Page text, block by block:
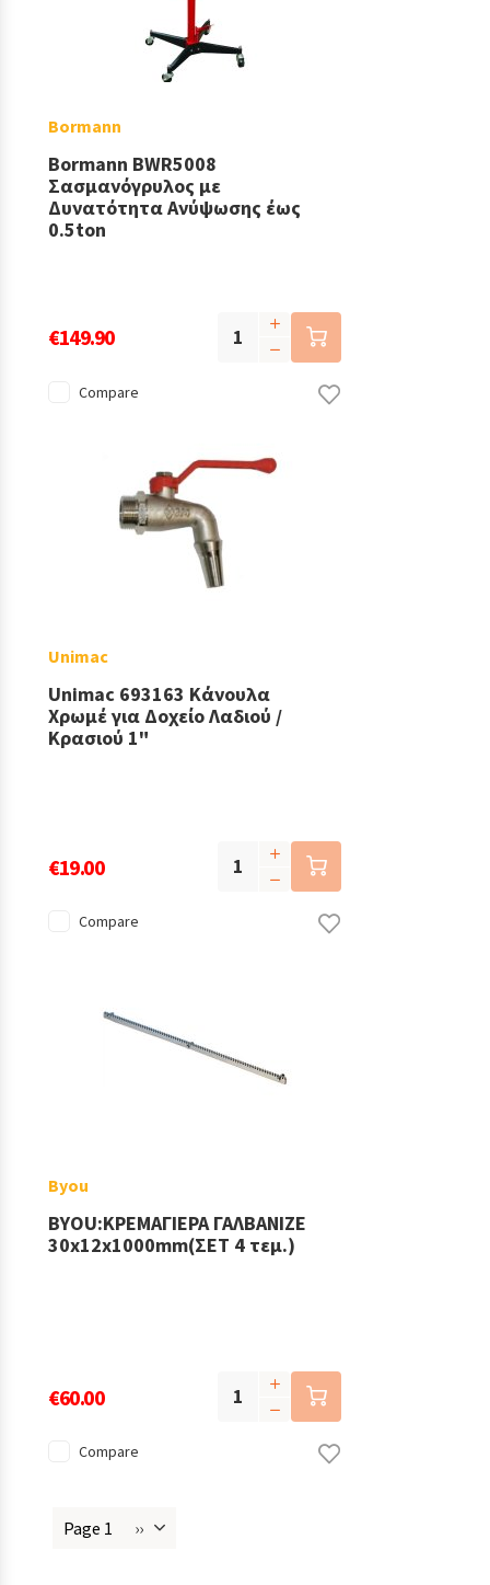
Bormann
Bormann BWR5008
Σασμανόγρυλος με
Δυνατότητα Ανύψωσης έως
0.5ton
€149.90
Compare
Unimac
Unimac 693163 Κάνουλα
Χρωμέ για Δοχείο Λαδιού /
Κρασιού 1"
€19.00
Compare
Byou
BYOU:ΚΡΕΜΑΓΙΕΡΑ ΓΑΛΒΑΝΙΖΕ
30x12x1000mm(ΣΕΤ 4 τεμ.)
€60.00
Compare
Page 1
Next
››